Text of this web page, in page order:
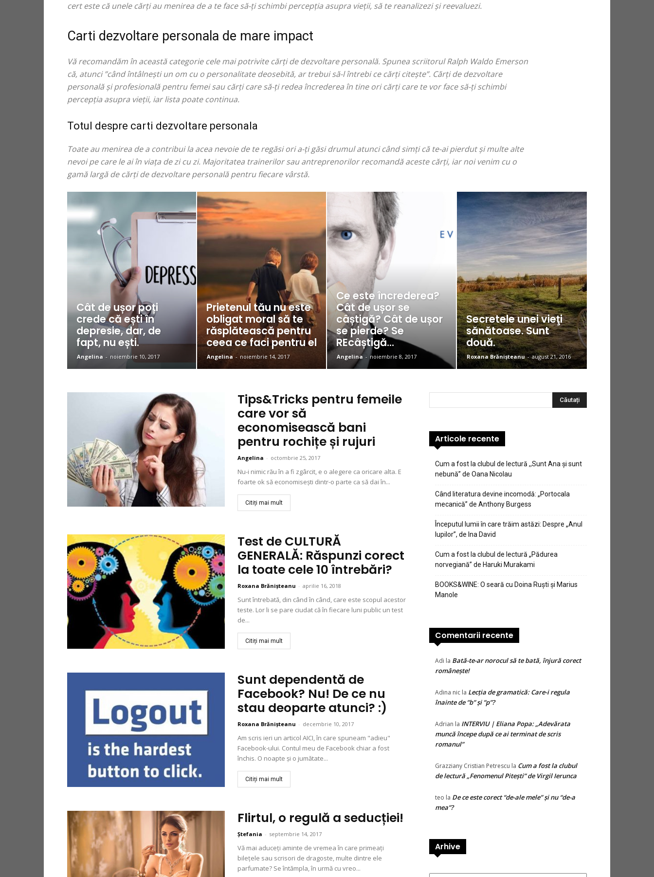
cert este că unele cărți au menirea de a te face să-ți schimbi percepția asupra vieții, să te reanalizezi și reevaluezi.
Carti dezvoltare personala de mare impact
Vă recomandăm în această categorie cele mai potrivite cărți de dezvoltare personală. Spunea scriitorul Ralph Waldo Emerson
că, atunci ”când întâlnești un om cu o personalitate deosebită, ar trebui să-l întrebi ce cărți citește”. Cărți de dezvoltare
personală și profesională pentru femei sau cărți care să-ți redea încrederea în tine ori cărți care te vor face să-ți schimbi
percepția asupra vieții, iar lista poate continua.
Totul despre carti dezvoltare personala
Toate au menirea de a contribui la acea nevoie de te regăsi ori a-ți găsi drumul atunci când simți că te-ai pierdut și multe alte
nevoi pe care le ai în viața de zi cu zi. Majoritatea trainerilor sau antreprenorilor recomandă aceste cărți, iar noi venim cu o
gamă largă de cărți de dezvoltare personală pentru fiecare vârstă.
Cât de ușor poți
crede că ești în
depresie, dar, de
fapt, nu ești.
Angelina - noiembrie 10, 2017
Prietenul tău nu este
obligat moral să te
răsplătească pentru
ceea ce faci pentru el
Angelina - noiembrie 14, 2017
Ce este încrederea?
Cât de ușor se
câștigă? Cât de ușor
se pierde? Se
REcâștigă...
Angelina - noiembrie 8, 2017
Secretele unei vieţi
sănătoase. Sunt
două.
Roxana Brănișteanu - august 21, 2016
Tips&Tricks pentru femeile
care vor să
economisească bani
pentru rochițe și rujuri
Angelina - octombrie 25, 2017
Nu-i nimic rău în a fi zgârcit, e o alegere ca oricare alta. E
foarte ok să economisești dintr-o parte ca să dai în...
Citiți mai mult
Test de CULTURĂ
GENERALĂ: Răspunzi corect
la toate cele 10 întrebări?
Roxana Brănișteanu - aprilie 16, 2018
Sunt întrebată, din când în când, care este scopul acestor
teste. Lor li se pare ciudat că în fiecare luni public un test
de...
Citiți mai mult
Sunt dependentă de
Facebook? Nu! De ce nu
stau deoparte atunci? :)
Roxana Brănișteanu - decembrie 10, 2017
Am scris ieri un articol AICI, în care spuneam "adieu"
Facebook-ului. Contul meu de Facebook chiar a fost
închis. O noapte şi o jumătate...
Citiți mai mult
Flirtul, o regulă a seducției!
Ștefania - septembrie 14, 2017
Vă mai aduceți aminte de vremea în care primeați
bilețele sau scrisori de dragoste, multe dintre ele
parfumate? Se întămpla, în urmă cu vreo...
Articole recente
Cum a fost la clubul de lectură ,,Sunt Ana şi sunt
nebună” de Oana Nicolau
Când literatura devine incomodă: „Portocala
mecanică” de Anthony Burgess
Începutul lumii în care trăim astăzi: Despre „Anul
lupilor”, de Ina David
Cum a fost la clubul de lectură „Pădurea
norvegiană” de Haruki Murakami
BOOKS&WINE: O seară cu Doina Ruști și Marius
Manole
Comentarii recente
Adi la Bată-te-ar norocul să te bată, înjură corect
românește!
Adina nic la Lecția de gramatică: Care-i regula
înainte de ”b” și ”p”?
Adrian la INTERVIU | Eliana Popa: „Adevărata
muncă începe după ce ai terminat de scris
romanul”
Grazziany Cristian Petrescu la Cum a fost la clubul
de lectură „Fenomenul Pitești” de Virgil Ierunca
teo la De ce este corect “de-ale mele” și nu “de-a
mea”?
Arhive
Arhive